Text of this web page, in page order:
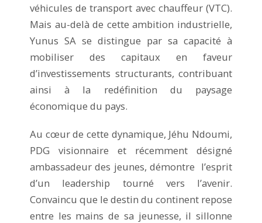
véhicules de transport avec chauffeur (VTC).
Mais au-delà de cette ambition industrielle,
Yunus SA se distingue par sa capacité à
mobiliser des capitaux en faveur
d’investissements structurants, contribuant
ainsi à la redéfinition du paysage
économique du pays.
Au cœur de cette dynamique, Jéhu Ndoumi,
PDG visionnaire et récemment désigné
ambassadeur des jeunes, démontre l’esprit
d’un leadership tourné vers l’avenir.
Convaincu que le destin du continent repose
entre les mains de sa jeunesse, il sillonne